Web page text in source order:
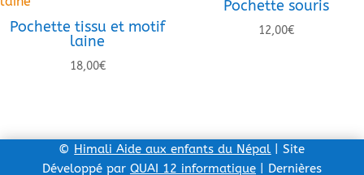
Pochette tissu et motif
laine
18,00€
Pochette souris
12,00€
© Himali Aide aux enfants du Népal
| Site
Développé par QUAI 12 informatique | Dernières